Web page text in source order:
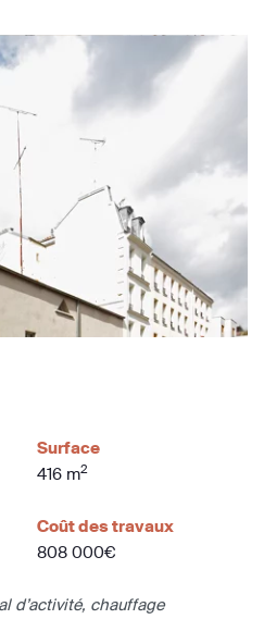
Surface
416 m2
Coût des travaux
808 000€
d’activité, chauffage